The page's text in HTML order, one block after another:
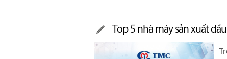
Top 5 nhà máy sản xuất